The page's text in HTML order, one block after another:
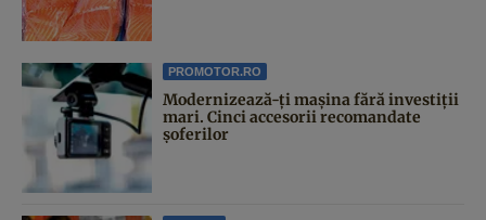
PROMOTOR.RO
Modernizează-ți mașina fără investiții
mari. Cinci accesorii recomandate
șoferilor